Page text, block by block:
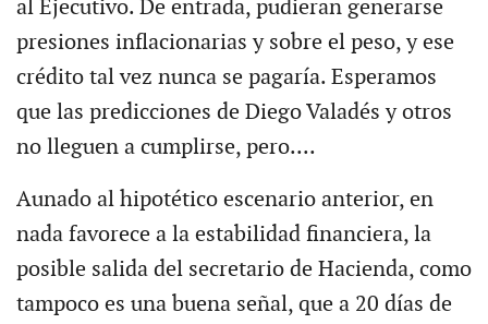
al Ejecutivo. De entrada, pudieran generarse
presiones inflacionarias y sobre el peso, y ese
crédito tal vez nunca se pagaría. Esperamos
que las predicciones de Diego Valadés y otros
no lleguen a cumplirse, pero....
Aunado al hipotético escenario anterior, en
nada favorece a la estabilidad financiera, la
posible salida del secretario de Hacienda, como
tampoco es una buena señal, que a 20 días de